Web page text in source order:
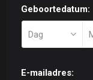
Geboortedatum:
E-mailadres: